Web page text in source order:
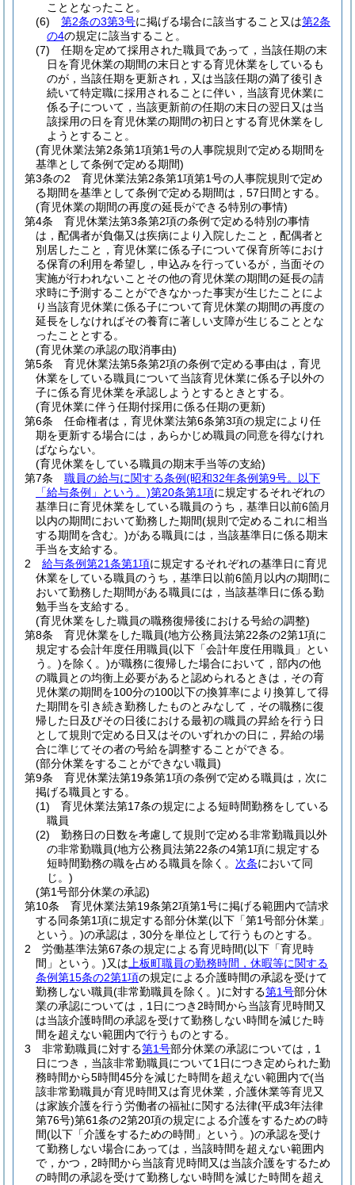
こととなったこと。
(6)
第2条の3第3号に掲げる場合に該当すること又は第2条
の4の規定に該当すること。
(7)
任期を定めて採用された職員であって，当該任期の末
日を育児休業の期間の末日とする育児休業をしているも
のが，当該任期を更新され，又は当該任期の満了後引き
続いて特定職に採用されることに伴い，当該育児休業に
係る子について，当該更新前の任期の末日の翌日又は当
該採用の日を育児休業の期間の初日とする育児休業をし
ようとすること。
(育児休業法第2条第1項第1号の人事院規則で定める期間を
基準として条例で定める期間)
第3条の2
育児休業法第2条第1項第1号の人事院規則で定め
る期間を基準として条例で定める期間は，57日間とする。
(育児休業の期間の再度の延長ができる特別の事情)
第4条
育児休業法第3条第2項の条例で定める特別の事情
は，配偶者が負傷又は疾病により入院したこと，配偶者と
別居したこと，育児休業に係る子について保育所等におけ
る保育の利用を希望し，申込みを行っているが，当面その
実施が行われないことその他の育児休業の期間の延長の請
求時に予測することができなかった事実が生じたことによ
り当該育児休業に係る子について育児休業の期間の再度の
延長をしなければその養育に著しい支障が生じることとな
ったこととする。
(育児休業の承認の取消事由)
第5条
育児休業法第5条第2項の条例で定める事由は，育児
休業をしている職員について当該育児休業に係る子以外の
子に係る育児休業を承認しようとするときとする。
(育児休業に伴う任期付採用に係る任期の更新)
第6条
任命権者は，育児休業法第6条第3項の規定により任
期を更新する場合には，あらかじめ職員の同意を得なけれ
ばならない。
(育児休業をしている職員の期末手当等の支給)
第7条
職員の給与に関する条例(昭和32年条例第9号。以下
「給与条例」という。)第20条第1項に規定するそれぞれの
基準日に育児休業をしている職員のうち，基準日以前6箇月
以内の期間において勤務した期間(規則で定めるこれに相当
する期間を含む。)がある職員には，当該基準日に係る期末
手当を支給する。
2
給与条例第21条第1項に規定するそれぞれの基準日に育児
休業をしている職員のうち，基準日以前6箇月以内の期間に
おいて勤務した期間がある職員には，当該基準日に係る勤
勉手当を支給する。
(育児休業をした職員の職務復帰後における号給の調整)
第8条
育児休業をした職員(地方公務員法第22条の2第1項に
規定する会計年度任用職員(以下「会計年度任用職員」とい
う。)を除く。)が職務に復帰した場合において，部内の他
の職員との均衡上必要があると認められるときは，その育
児休業の期間を100分の100以下の換算率により換算して得
た期間を引き続き勤務したものとみなして，その職務に復
帰した日及びその日後における最初の職員の昇給を行う日
として規則で定める日又はそのいずれかの日に，昇給の場
合に準じてその者の号給を調整することができる。
(部分休業をすることができない職員)
第9条
育児休業法第19条第1項の条例で定める職員は，次に
掲げる職員とする。
(1)
育児休業法第17条の規定による短時間勤務をしている
職員
(2)
勤務日の日数を考慮して規則で定める非常勤職員以外
の非常勤職員(地方公務員法第22条の4第1項に規定する
短時間勤務の職を占める職員を除く。 次条において同
じ。)
(第1号部分休業の承認)
第10条
育児休業法第19条第2項第1号に掲げる範囲内で請求
する同条第1項に規定する部分休業(以下「第1号部分休業」
という。)の承認は，30分を単位として行うものとする。
2
労働基準法第67条の規定による育児時間(以下「育児時
間」という。)又は 上板町職員の勤務時間，休暇等に関する
条例第15条の2第1項の規定による介護時間の承認を受けて
勤務しない職員(非常勤職員を除く。)に対する第1号部分休
業の承認については，1日につき2時間から当該育児時間又
は当該介護時間の承認を受けて勤務しない時間を減じた時
間を超えない範囲内で行うものとする。
3
非常勤職員に対する第1号部分休業の承認については，1
日につき，当該非常勤職員について1日につき定められた勤
務時間から5時間45分を減じた時間を超えない範囲内で(当
該非常勤職員が育児時間又は育児休業，介護休業等育児又
は家族介護を行う労働者の福祉に関する法律(平成3年法律
第76号)第61条の2第20項の規定による介護をするための時
間(以下「介護をするための時間」という。)の承認を受け
て勤務しない場合にあっては，当該時間を超えない範囲内
で，かつ，2時間から当該育児時間又は当該介護をするため
の時間の承認を受けて勤務しない時間を減じた時間を超え